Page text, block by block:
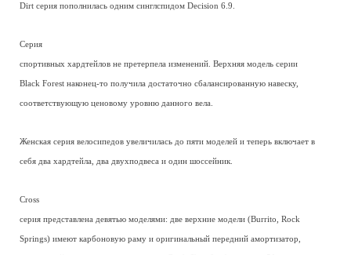
Dirt серия пополнилась одним синглспидом Decision 6.9.
Серия
спортивных хардтейлов не претерпела изменений. Верхняя модель серии
Black Forest наконец-то получила достаточно сбалансированную навеску,
соответствующую ценовому уровню данного вела.
Женская серия велосипедов увеличилась до пяти моделей и теперь включает в
себя два хардтейла, два двухподвеса и один шоссейник.
Cross
серия представлена девятью моделями: две верхние модели (Burrito, Rock
Springs) имеют карбоновую раму и оригинальный передний амортизатор,